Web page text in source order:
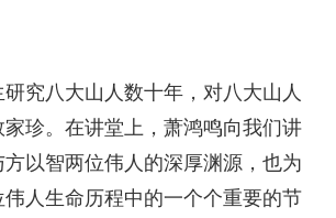
究八大山人数十年，对八大山人
珍。在讲堂上，萧鸿鸣向我们讲
以智两位伟人的深厚渊源，也为
人生命历程中的一个个重要的节